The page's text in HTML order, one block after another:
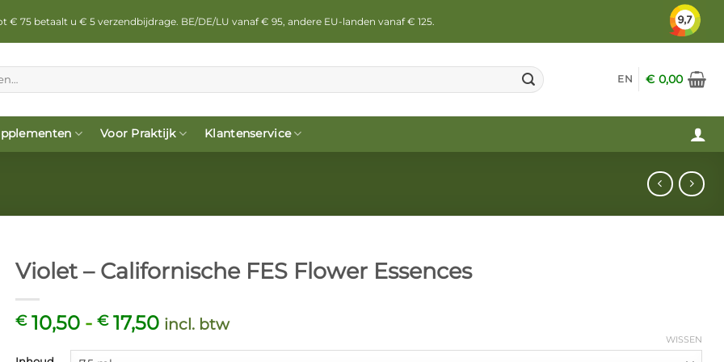
75 betaalt u € 5 verzendbijdrage. BE/DE/LU vanaf € 95, andere EU-landen vanaf € 125.
EN €0,00
Voor Praktijk Klantenservice
Violet – Californische FES Flower Essences
€10,50 - €17,50Prijsklasse:
incl. btw
WISSEN